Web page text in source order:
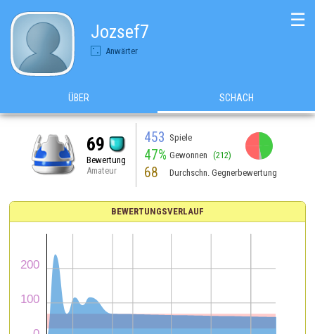
Jozsef7
Anwärter
☰
ÜBER SCHACH
69
Bewertung
Amateur
453 Spiele
47% Gewonnen (212)
68 Durchschn. Gegnerbewertung
BEWERTUNGSVERLAUF